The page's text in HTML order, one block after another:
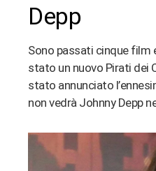
Depp
Sono passati cinque film
stato un nuovo Pirati dei
stato annunciato
non vedrà Johnny Depp